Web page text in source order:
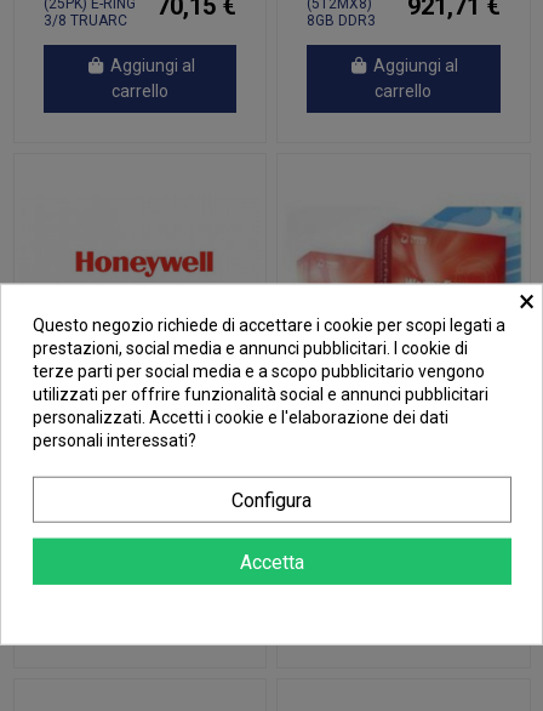
(25PK) E-RING
3/8 TRUARC
70,15 €
Aggiungi al
carrello
(512MX8)
8GB DDR3
DIM CL11
921,71 €
Aggiungi al
carrello
SHC W/ VIBRA-
TITE
26,84 €
Aggiungi al
+FSTMLADD.VOL. N 26-50UL
12M
45,75 €
Aggiungi al
×
Questo negozio richiede di accettare i cookie per scopi legati a
prestazioni, social media e annunci pubblicitari. I cookie di
terze parti per social media e a scopo pubblicitario vengono
utilizzati per offrire funzionalità social e annunci pubblicitari
personalizzati. Accetti i cookie e l'elaborazione dei dati
personali interessati?
Configura
Accetta